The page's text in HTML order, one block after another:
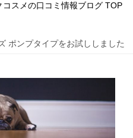
スメの口コミ情報ブログ TOP
ポンプタイプをお試ししました